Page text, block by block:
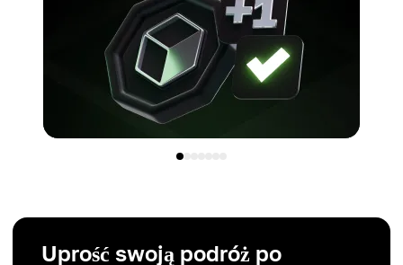
Uprość swoją podróż po